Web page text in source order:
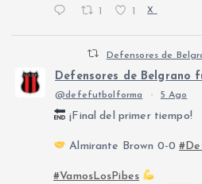
1 1 X
Defensores de
Defensores de Belgrano
@defefutbolforma · 5 Ago
¡Final del primer tiempo!
Almirante Brown 0-0
#VamosLosPibes